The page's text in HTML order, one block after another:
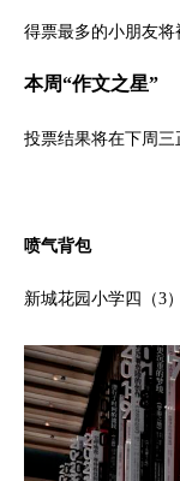
得票最多的小朋友将
本周“作文之星”
投票结果将在下周
喷气背包
新城花园小学四（3